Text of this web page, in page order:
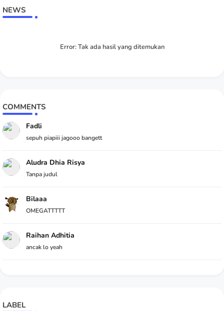
NEWS
Error:Tak ada hasil yang ditemukan
COMMENTS
Fadli
sepuh piapiii jagooo bangett
Aludra Dhia Risya
Tanpa judul
Bilaaa
OMEGATTTTT
Raihan Adhitia
ancak lo yeah
LABEL